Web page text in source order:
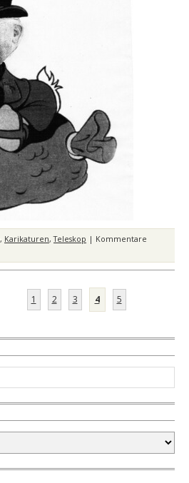
, Karikaturen,Teleskop | Kommentare
1 2 3 4 5